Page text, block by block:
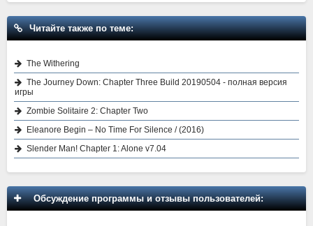
Читайте также по теме:
The Withering
The Journey Down: Chapter Three Build 20190504 - полная версия
игры
Zombie Solitaire 2: Chapter Two
Eleanore Begin – No Time For Silence / (2016)
Slender Man! Chapter 1: Alone v7.04
Обсуждение программы и отзывы пользователей: